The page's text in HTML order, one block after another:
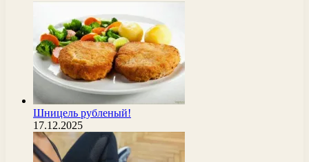
Шницель рубленый!
17.12.2025